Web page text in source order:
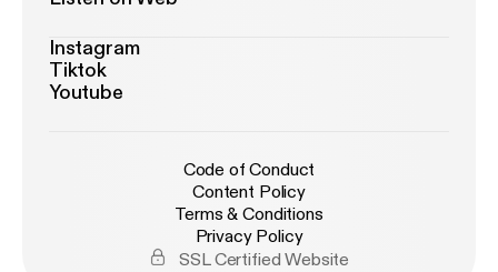
Instagram
Tiktok
Youtube
Code of Conduct
Content Policy
Terms & Conditions
Privacy Policy
SSL Certified Website